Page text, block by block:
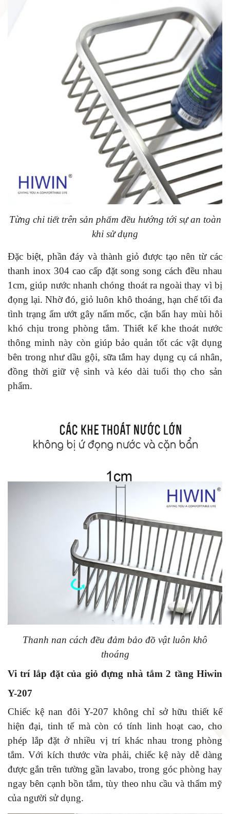
Từng chi tiết trên sản phẩm đều hướng tới sự an toàn
khi sử dụng
Đặc biệt, phần đáy và thành giỏ được tạo nên từ các
thanh inox 304 cao cấp đặt song song cách đều nhau
1cm, giúp nước nhanh chóng thoát ra ngoài thay vì bị
đọng lại. Nhờ đó, giỏ luôn khô thoáng, hạn chế tối đa
tình trạng ẩm ướt gây nấm mốc, cặn bẩn hay mùi hôi
khó chịu trong phòng tắm. Thiết kế khe thoát nước
thông minh này còn giúp bảo quản tốt các vật dụng
bên trong như dầu gội, sữa tắm hay dụng cụ cá nhân,
đồng thời giữ vệ sinh và kéo dài tuổi thọ cho sản
phẩm.
Thanh nan cách đều đảm bảo đồ vật luôn khô
thoáng
Vi trí lắp đặt của giỏ đựng nhà tắm 2 tầng Hiwin
Y-207
Chiếc kệ nan đôi Y-207 không chỉ sở hữu thiết kế
hiện đại, tinh tế mà còn có tính linh hoạt cao, cho
phép lắp đặt ở nhiều vị trí khác nhau trong phòng
tắm. Với kích thước vừa phải, chiếc kệ này dễ dàng
được gắn trên tường gần lavabo, trong góc phòng hay
ngay bên cạnh bồn tắm, tùy theo nhu cầu và thẩm mỹ
của người sử dụng.